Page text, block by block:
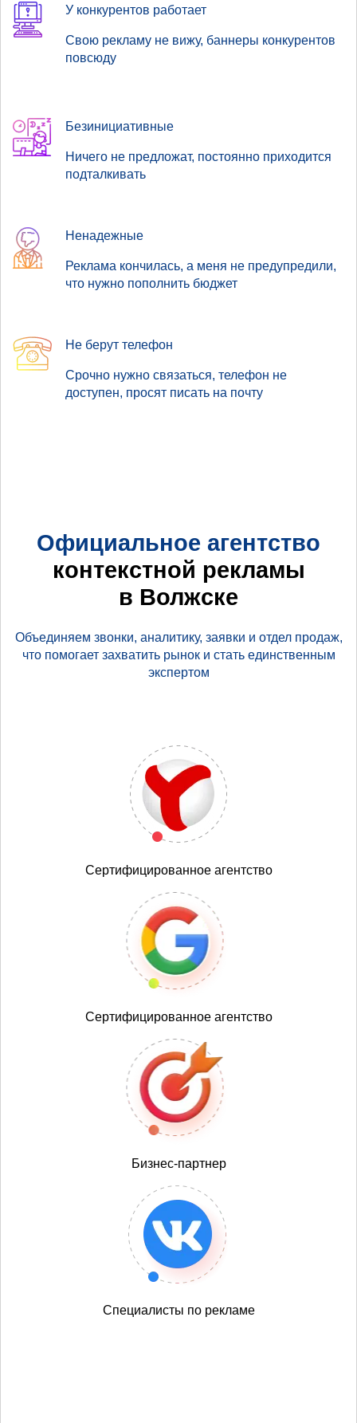
У конкурентов работает
Свою рекламу не вижу, баннеры конкурентов
повсюду
Безинициативные
Ничего не предложат, постоянно приходится
подталкивать
Ненадежные
Реклама кончилась, а меня не предупредили,
что нужно пополнить бюджет
Не берут телефон
Срочно нужно связаться, телефон не
доступен, просят писать на почту
Официальное агентство
контекстной рекламы
в Волжске
Объединяем звонки, аналитику, заявки и отдел продаж,
что помогает захватить рынок и стать единственным
экспертом
Сертифицированное агентство
Сертифицированное агентство
Бизнес-партнер
Специалисты по рекламе